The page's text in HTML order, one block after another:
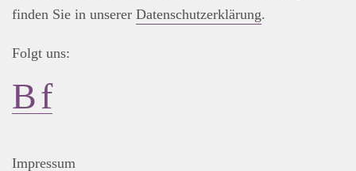
finden Sie in unserer Datenschutzerklärung.
Folgt uns:
Impressum